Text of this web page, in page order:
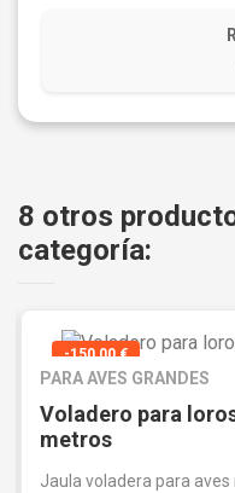
8 otros
categoría:
-150,00 €
PARA AVES GRANDES
Voladero para
metros
Jaula voladera para